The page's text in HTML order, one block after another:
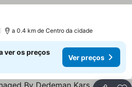
a 0.4 km de Centro da cidade
ver os preços
Ver preços